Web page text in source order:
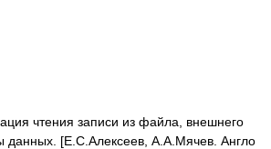
чтения записи из файла, внешнего
данных. [Е.С.Алексеев, А.А.Мячев. Англо